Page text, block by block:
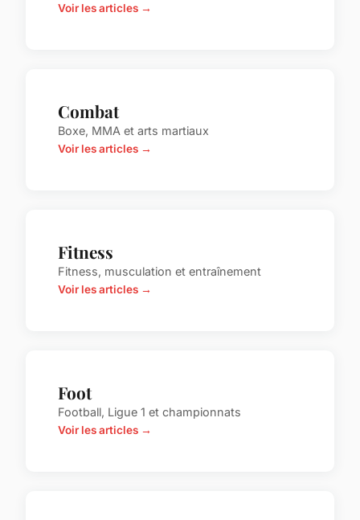
Voir les articles →
Combat
Boxe, MMA et arts martiaux
Voir les articles →
Fitness
Fitness, musculation et entraînement
Voir les articles →
Foot
Football, Ligue 1 et championnats
Voir les articles →